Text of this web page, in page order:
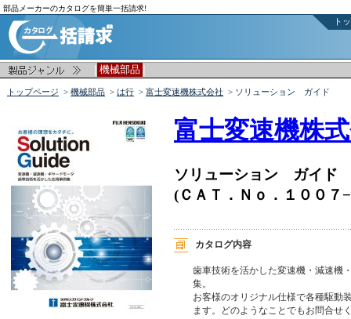
部品メーカーのカタログを簡単一括請求!
ト
| 機械部品 |
トップページ > 機械部品 > は行 > 富士変速機株式会社 > ソリューション ガイド
富士変速機株
ソリューション ガイド
(ＣＡＴ．Ｎｏ．１００７
カタログ内容
歯車技術を活かした変速機・減速機
集。
お客様のオリジナル仕様で各種駆動